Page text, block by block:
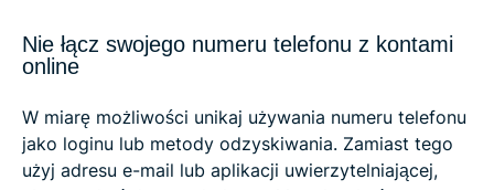
Nie łącz swojego numeru telefonu z kontami
online
W miarę możliwości unikaj używania numeru telefonu
jako loginu lub metody odzyskiwania. Zamiast tego
użyj adresu e-mail lub aplikacji uwierzytelniającej,